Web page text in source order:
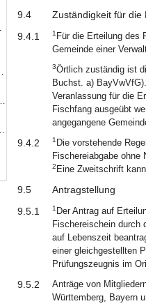
9.4
Zuständigkeit für die
9.4.1
1 Für die Erteilung des
Gemeinde einer
3Örtlich zuständig ist
Buchst. a) BayVwVfG).
Veranlassung für die
Fischfang ausgeübt
angegangene
9.4.2 1 Die vorstehende
Fischereiabgabe ohne
2 Eine Zweitschrift
9.5
Antragstellung
9.5.1
1 Der Antrag auf
Fischereischein durch
auf Lebenszeit
einer gleichgestellten
Prüfungszeugnis im
9.5.2
Anträge von
Württemberg, Bayern